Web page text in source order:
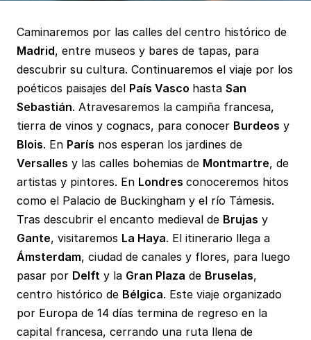
Caminaremos por las calles del centro histórico de
Madrid, entre museos y bares de tapas, para
descubrir su cultura. Continuaremos el viaje por los
poéticos paisajes del País Vasco hasta San
Sebastián. Atravesaremos la campiña francesa,
tierra de vinos y cognacs, para conocer Burdeos y
Blois. En París nos esperan los jardines de
Versalles y las calles bohemias de Montmartre, de
artistas y pintores. En Londres conoceremos hitos
como el Palacio de Buckingham y el río Támesis.
Tras descubrir el encanto medieval de Brujas y
Gante, visitaremos La Haya. El itinerario llega a
Ámsterdam, ciudad de canales y flores, para luego
pasar por Delft y la Gran Plaza de Bruselas,
centro histórico de Bélgica. Este viaje organizado
por Europa de 14 días termina de regreso en la
capital francesa, cerrando una ruta llena de